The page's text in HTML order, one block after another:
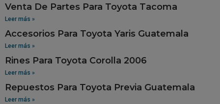
Venta De Partes Para Toyota Tacoma
Leer más »
Accesorios Para Toyota Yaris Guatemala
Leer más »
Rines Para Toyota Corolla 2006
Leer más »
Repuestos Para Toyota Previa Guatemala
Leer más »